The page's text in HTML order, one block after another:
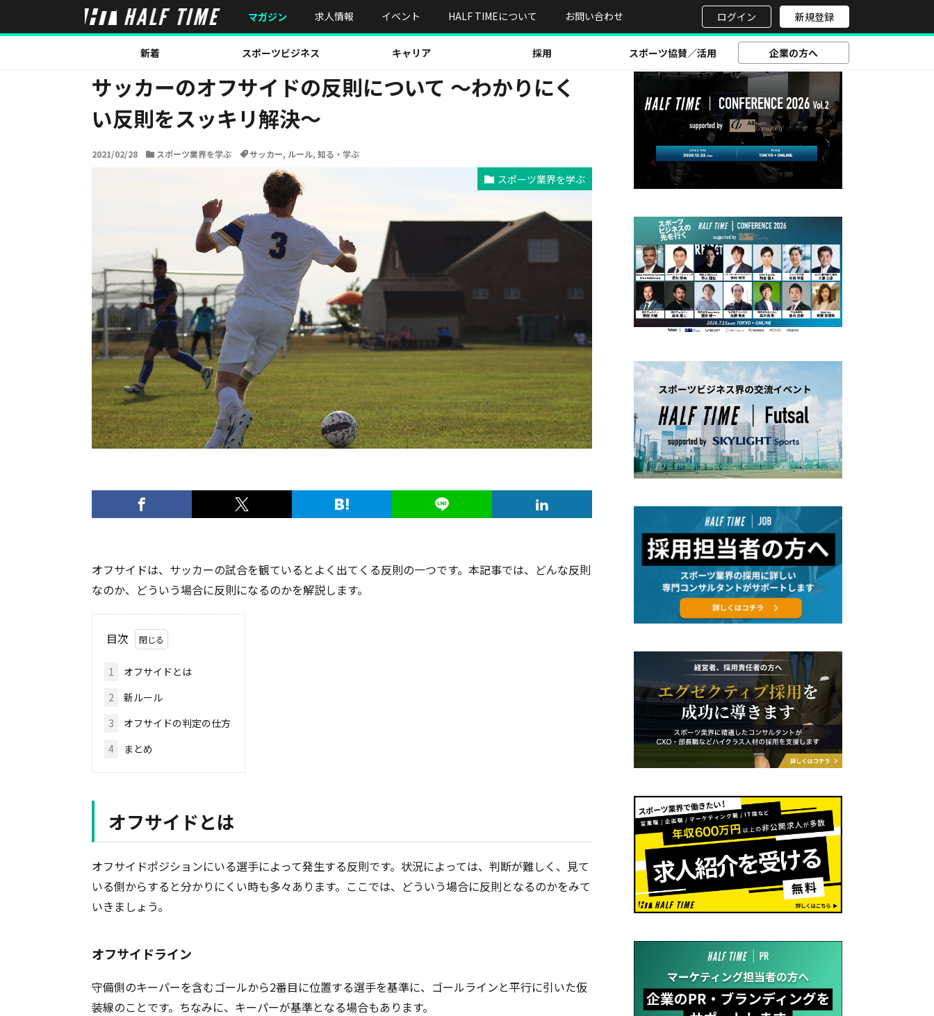
マガジン 求人情報 イベント HALF TIMEについて お問い合わせ ログイン 新規登録
新着 スポーツビジネス キャリア 採用 スポーツ協賛／活用 企業の方へ
HOME スポーツ業界を学ぶ サッカーのオフサイドの反則について 〜わかりにくい反則をスッキリ解決～
サッカーのオフサイドの反則について 〜わかりにく
い反則をスッキリ解決～
2021/02/28 スポーツ業界を学ぶ サッカー, ルール, 知る・学ぶ
スポーツ業界を学ぶ
オフサイドは、サッカーの試合を観ているとよく出てくる反則の一つです。本記事では、どんな反則
なのか、どういう場合に反則になるのかを解説します。
目次
1
オフサイドとは
2
新ルール
3
オフサイドの判定の仕方
4
まとめ
オフサイドとは
オフサイドポジションにいる選手によって発生する反則です。状況によっては、判断が難しく、見て
いる側からすると分かりにくい時も多々あります。ここでは、どういう場合に反則となるのかをみて
いきましょう。
オフサイドライン
守備側のキーパーを含むゴールから2番目に位置する選手を基準に、ゴールラインと平行に引いた仮
装線のことです。ちなみに、キーパーが基準となる場合もあります。